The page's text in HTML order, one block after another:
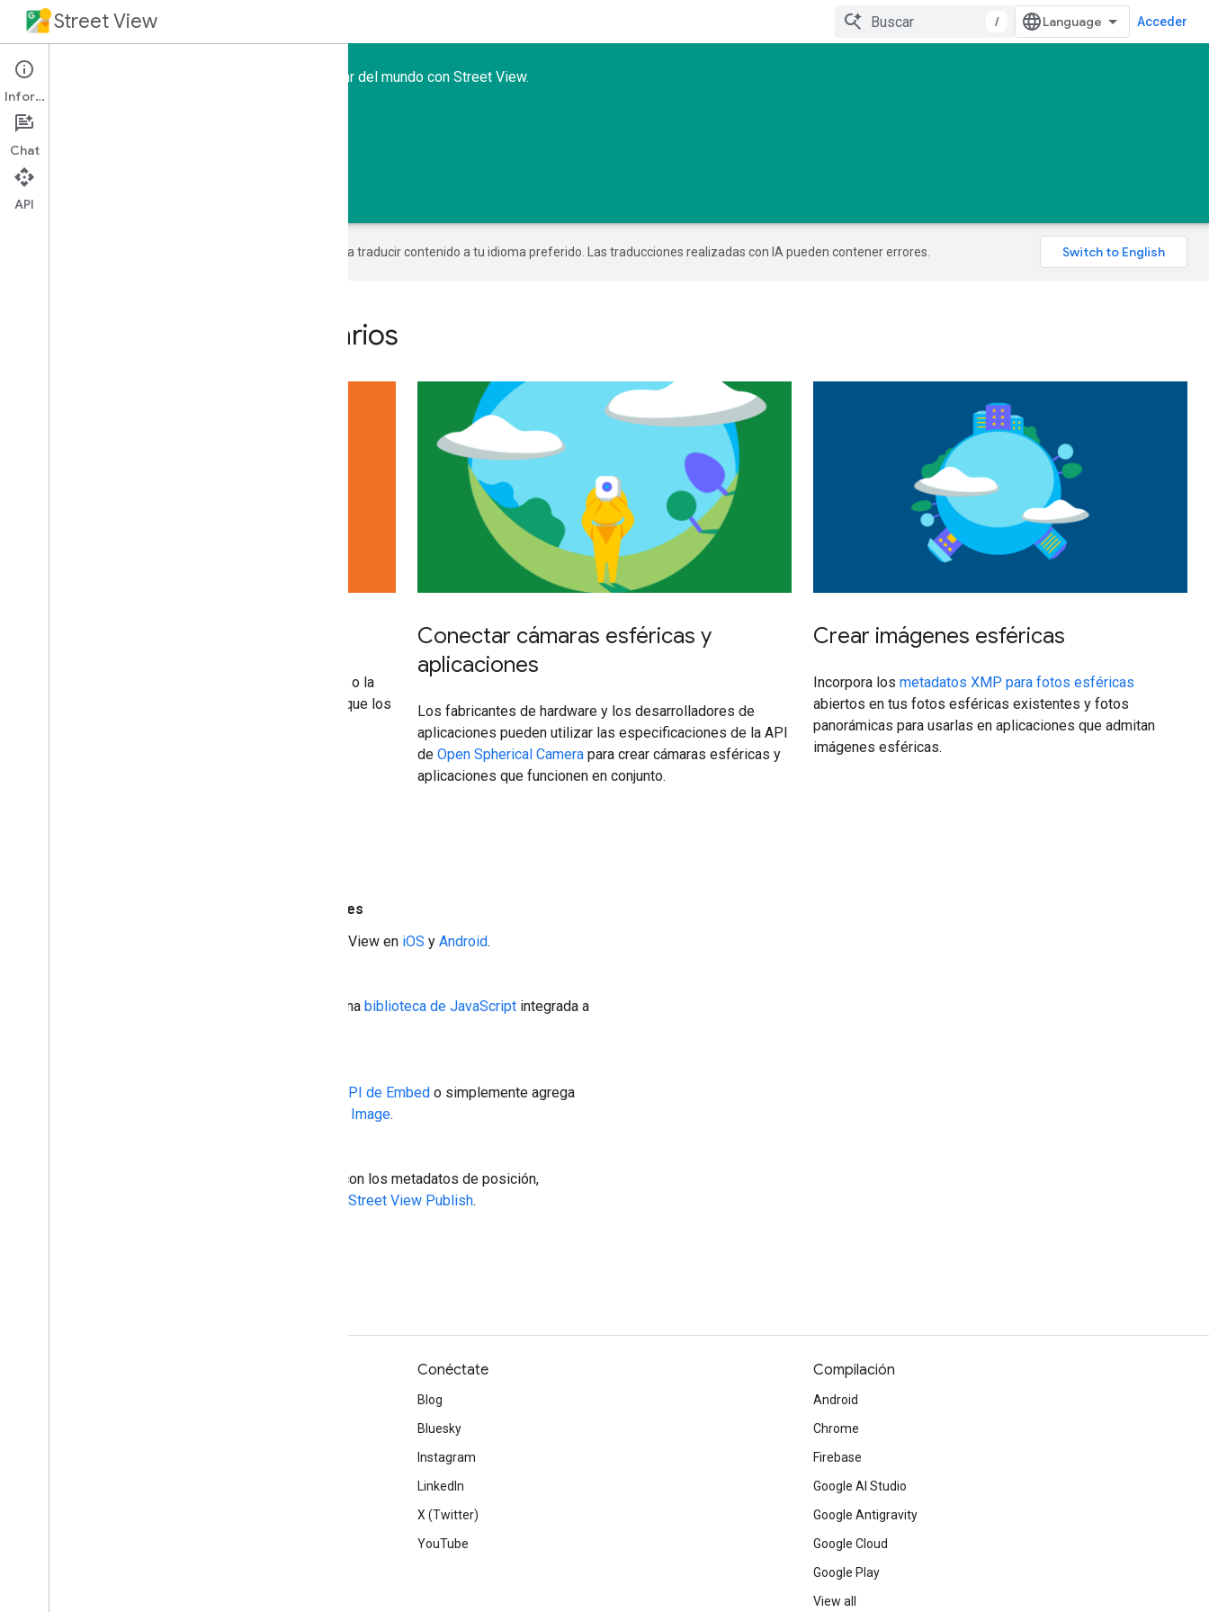
Street View / Acceder
Lleva a los usuarios de tu aplicación a cualquier lugar del mundo con Street View.
Página principal
Google utiliza tecnología de IA para traducir contenido a tu idioma preferido. Las traducciones realizadas con IA pueden contener errores.
Lleva el mundo a tus usuarios
o la
y permite que los usuarios exploren el mundo que los
Conectar cámaras esféricas y
aplicaciones
Los fabricantes de hardware y los desarrolladores de
aplicaciones pueden utilizar las especificaciones de la API
de Open Spherical Camera para crear cámaras esféricas y
aplicaciones que funcionen en conjunto.
Crear imágenes esféricas
Incorpora los metadatos XMP para fotos esféricas
abiertos en tus fotos esféricas existentes y fotos
panorámicas para usarlas en aplicaciones que admitan
imágenes esféricas.
API de Street View para dispositivos móviles
Lleva a personas a nuevos lugares con Street View en iOS y Android.
Usa la API de Google Maps en la Web como una biblioteca de JavaScript integrada a
API de Embed o simplemente agrega
API de Street View Image.
Publica fotos de 360° en Google Maps, junto con los metadatos de posición,
API de Street View Publish.
Conéctate
Blog
Bluesky
Instagram
LinkedIn
X (Twitter)
YouTube
Compilación
Android
Chrome
Firebase
Google AI Studio
Google Antigravity
Google Cloud
Google Play
View all
Información
Chat
API